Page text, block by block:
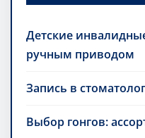
Детские
ручным приводом
Запись в
Выбор гонгов: